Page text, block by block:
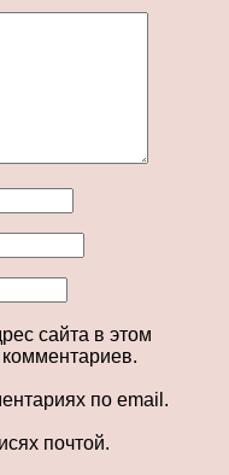
сайта в этом
по email.
почтой.